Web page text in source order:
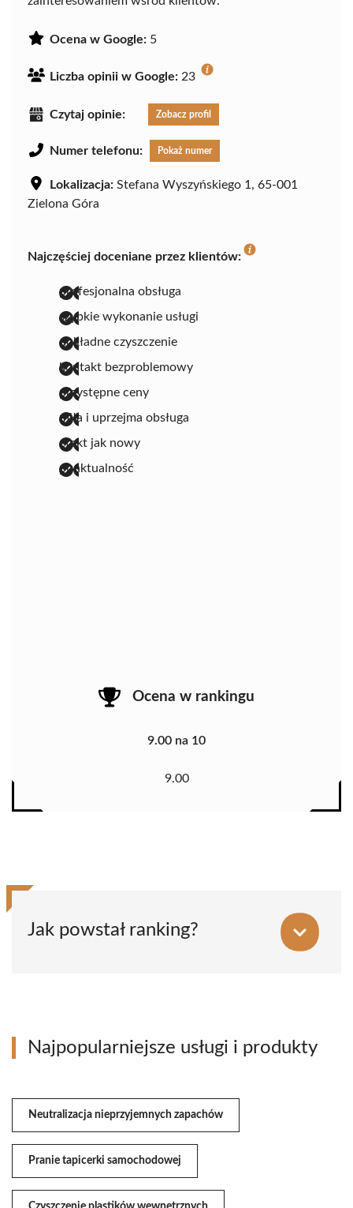
Ocena w Google: 5
Liczba opinii w Google: 23
Czytaj opinie: Zobacz profil
Numer telefonu: Pokaż numer
Lokalizacja: Stefana Wyszyńskiego 1, 65-001
Zielona Góra
Najczęściej doceniane przez klientów:
profesjonalna obsługa
szybkie wykonanie usługi
dokładne czyszczenie
kontakt bezproblemowy
przystępne ceny
miła i uprzejma obsługa
efekt jak nowy
punktualność
Ocena w rankingu
9.00 na 10
9.00
Jak powstał ranking?
Najpopularniejsze usługi i produkty
Neutralizacja nieprzyjemnych zapachów
Pranie tapicerki samochodowej